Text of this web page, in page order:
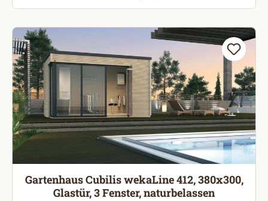
Gartenhaus Cubilis wekaLine 412, 380x300,
Glastür, 3 Fenster, naturbelassen